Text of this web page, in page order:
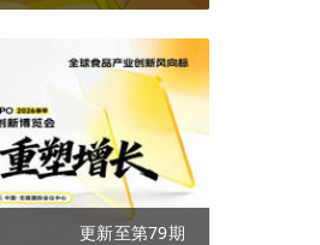
更新至第79期